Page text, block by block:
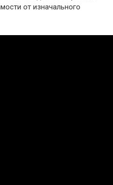
от изначального